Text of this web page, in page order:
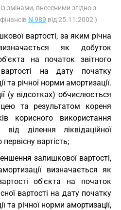
змінами, внесеними згідно з
N 989 від 25.11.2002 )
вартості, за яким річна
як добуток
на початок звітного
на дату початку
та річної норми амортизації.
(у відсотках) обчислюється
та результатом кореня
корисного використання
ділення ліквідаційної
вартість;
залишкової вартості,
визначається як
об'єкта на початок
вартості на дату початку
та річної норми амортизації,